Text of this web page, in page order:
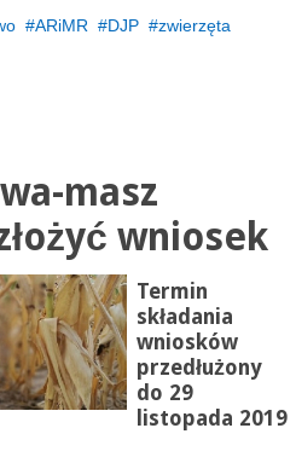
ARiMR DJP
zwierzęta
masz
wniosek
Termin
składania
wniosków
przedłużony
do 29
listopada 2019